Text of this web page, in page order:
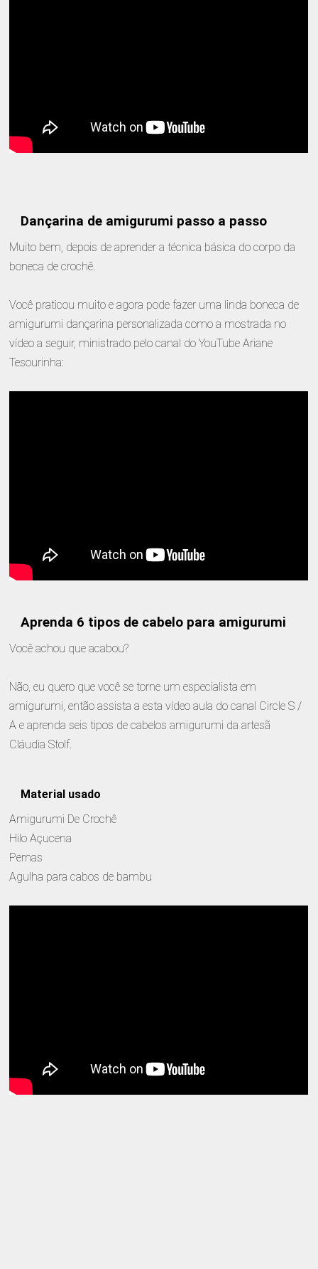
Dançarina de amigurumi passo a passo
Muito bem, depois de aprender a técnica básica do corpo da
boneca de crochê.
Você praticou muito e agora pode fazer uma linda boneca de
amigurumi dançarina personalizada como a mostrada no
vídeo a seguir, ministrado pelo canal do YouTube Ariane
Tesourinha:
Aprenda 6 tipos de cabelo para amigurumi
Você achou que acabou?
Não, eu quero que você se torne um especialista em
amigurumi, então assista a esta vídeo aula do canal Circle S /
A e aprenda seis tipos de cabelos amigurumi da artesã
Cláudia Stolf.
Material usado
Amigurumi De Crochê
Hilo Açucena
Pernas
Agulha para cabos de bambu